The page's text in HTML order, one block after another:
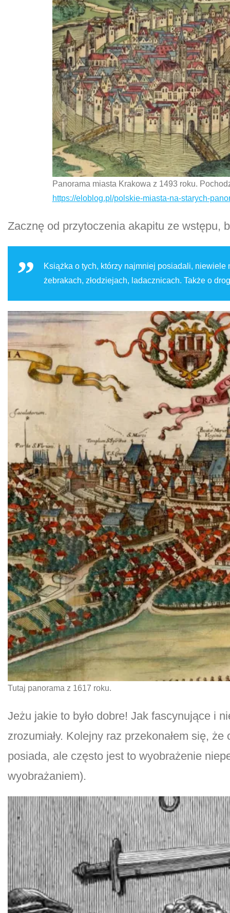
Panorama miasta Krakowa z 1493 roku.
https://eloblog.pl/polskie-miasta-na-starych-
Zacznę od przytoczenia akapitu ze wstępu,
Książka o tych, którzy najmniej posiadali,
żebrakach, złodziejach, ladacznicach. Także o
Tutaj panorama z 1617 roku.
Jeżu jakie to było dobre! Jak fascynujące i
zrozumiały. Kolejny raz przekonałem się,
posiada, ale często jest to wyobrażenie
wyobrażaniem).